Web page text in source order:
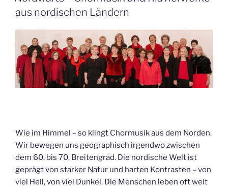
Klavierwerke
aus
Dunkelheit
Licht“
AM
aus nordischen Ländern
Wie im Himmel – so klingt Chormusik aus dem Norden.
Wir bewegen uns geographisch irgendwo zwischen
dem 60. bis 70. Breitengrad. Die nordische Welt ist
geprägt von starker Natur und harten Kontrasten – von
viel Hell, von viel Dunkel. Die Menschen leben oft weit